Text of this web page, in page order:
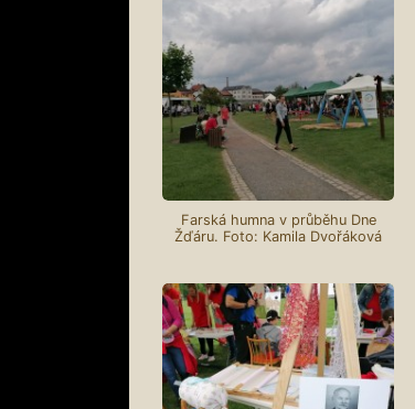
Farská humna v průběhu Dne
Žďáru. Foto: Kamila Dvořáková